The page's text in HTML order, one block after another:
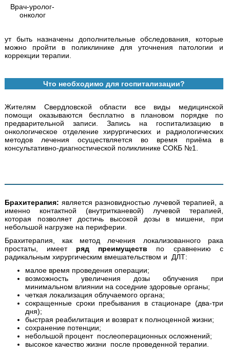
Врач-уролог-
онколог
ут быть назначены дополнительные обследования, которые
можно пройти в поликлинике для уточнения патологии и
коррекции терапии.
Что необходимо для госпитализации?
Жителям Свердловской области все виды медицинской
помощи оказываются бесплатно в плановом порядке по
предварительной записи. Запись на госпитализацию в
онкологическое отделение хирургических и радиологических
методов лечения осуществляется во время приёма в
консультативно-диагностической поликлинике СОКБ №1.
Брахитерапия: является разновидностью лучевой терапией, а
именно контактной (внутритканевой) лучевой терапией,
которая позволяет достичь высокой дозы в мишени, при
небольшой нагрузке на периферии.
Брахитерапия, как метод лечения локализованного рака
простаты, имеет ряд преимуществ по сравнению с
радикальным хирургическим вмешательством и ДЛТ:
малое время проведения операции;
возможность увеличения дозы облучения при
минимальном влиянии на соседние здоровые органы;
четкая локализация облучаемого органа;
сокращенные сроки пребывания в стационаре (два-три
дня);
быстрая реабилитация и возврат к полноценной жизни;
сохранение потенции;
небольшой процент послеоперационных осложнений;
высокое качество жизни после проведенной терапии.